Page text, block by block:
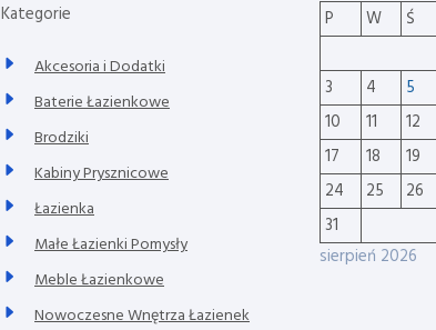
Kategorie
Akcesoria i Dodatki
Baterie Łazienkowe
Brodziki
Kabiny Prysznicowe
Łazienka
Małe Łazienki Pomysły
Meble Łazienkowe
Nowoczesne Wnętrza Łazienek
sierpień 2026
P W Ś
3
4 5
10
11 12
17
18 19
24
25 26
31